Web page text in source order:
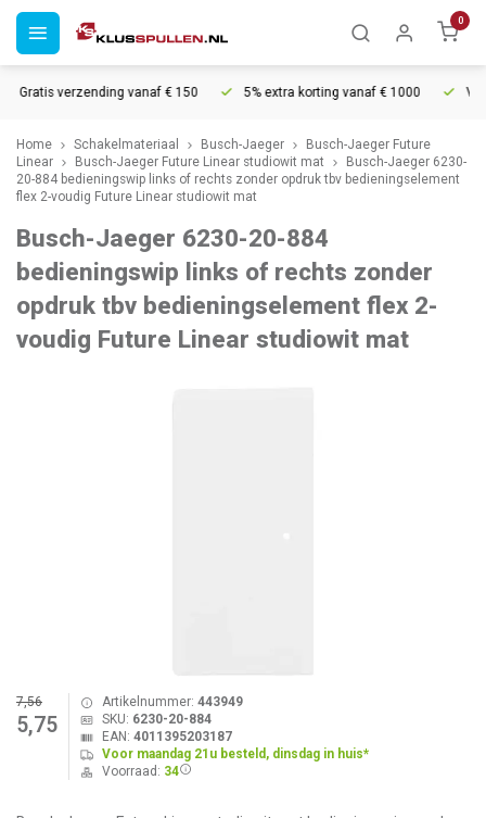
0
Gratis verzending vanaf € 150 5% extra korting vanaf € 1000 Voor
Home Schakelmateriaal Busch-Jaeger
Busch-Jaeger Future
Linear
Busch-Jaeger Future Linear studiowit mat
Busch-Jaeger 6230-
20-884 bedieningswip links of rechts zonder opdruk tbv bedieningselement
flex 2-voudig Future Linear studiowit mat
Busch-Jaeger 6230-20-884
bedieningswip links of rechts zonder
opdruk tbv bedieningselement flex 2-
voudig Future Linear studiowit mat
7,56
5,75
Artikelnummer: 443949
SKU: 6230-20-884
EAN: 4011395203187
Voor maandag 21u besteld, dinsdag in huis*
Voorraad: 34